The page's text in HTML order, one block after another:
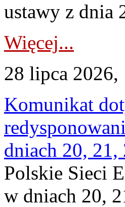
ustawy z dnia
Więcej...
28 lipca 2026,
Komunikat
dniach 20,
Polskie Sieci
w dniach 20,